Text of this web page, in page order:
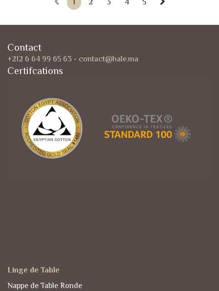
1 2 3 4 5
Contact
+212 6 64 99 65 63 - contact@hale.ma
Certifcations
Linge de Table
Nappe de Table Ronde